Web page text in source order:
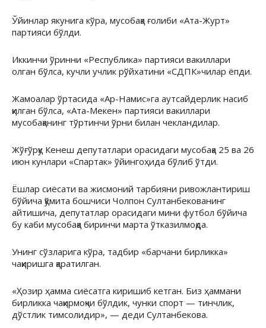
Ўйинлар якунига кўра, мусобақа ғолиби «Ата-Журт»
партияси бўлди.
Иккинчи ўринни «Республика» партияси вакиллари
олган бўлса, кучли учлик рўйхатини «СДПК»чилар ёпди.
Жамоалар ўртасида «Ар-Намис»га аутсайдерлик насиб
қилган бўлса, «Ата-Мекен» партияси вакиллари
мусобақанинг тўртинчи ўрни билан чекландилар.
Жўғўрқу Кенеш депутатлари орасидаги мусобақа 25 ва 26
июн кунлари «Спартак» ўйингоҳида бўлиб ўтди.
Ёшлар сиёсати ва жисмоний тарбияни ривожлантириш
бўйича қўмита бошчиси Чолпон Султанбекованинг
айтишича, депутатлар орасидаги мини футбол бўйича
бу каби мусобақа биринчи марта ўтказилмоқда.
Унинг сўзларига кўра, тадбир «барчани бирликка»
чақиришга қаратилган.
«Ҳозир ҳамма сиёсатга киришиб кетган. Биз ҳаммани
бирликка чақирмоқчи бўлдик, чунки спорт — тинчлик,
дўстлик тимсолидир», — деди Султанбекова.